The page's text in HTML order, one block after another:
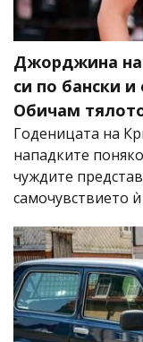
Джорджина на
си по бански
Обичам
Годеницата на
нападките
чуждите
самочувствието ѝ